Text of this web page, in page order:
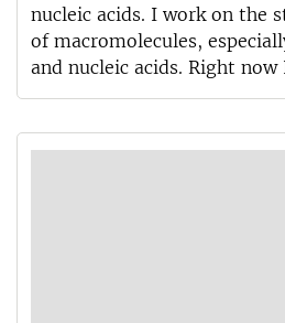
nucleic acids. I work on the
of macromolecules,
and nucleic acids. Right